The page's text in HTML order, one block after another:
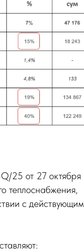
25 от 27 октября
теплоснабжения,
с действующим